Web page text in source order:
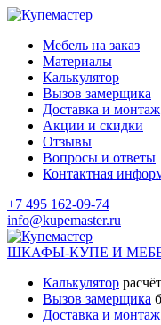
Мебель на заказ
Материалы
Калькулятор
Вызов замерщика
Доставка и монтаж
Акции и скидки
Отзывы
Вопросы и ответы
Контактная
+7 495 162-09-74
info@kupemaster.ru
ШКАФЫ-КУПЕ И
Калькулятор
Вызов замерщика
Доставка и монтаж